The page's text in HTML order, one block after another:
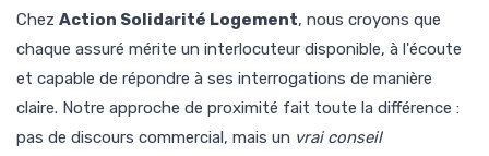
Chez Action Solidarité Logement, nous croyons que
chaque assuré mérite un interlocuteur disponible, à l'écoute
et capable de répondre à ses interrogations de manière
claire. Notre approche de proximité fait toute la différence :
pas de discours commercial, mais un vrai conseil